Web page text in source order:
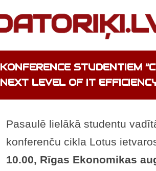
KONFERENCE STUDENTIEM
NEXT LEVEL OF IT
Pasaulē lielākā studentu
konferenču cikla Lotus
10.00, Rīgas Ekonomikas